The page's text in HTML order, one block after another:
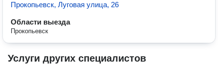
Прокопьевск, Луговая улица, 26
Области выезда
Прокопьевск
Услуги других специалистов